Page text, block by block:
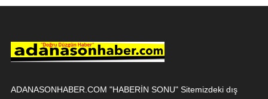
ADANASONHABER.COM "HABERİN SONU" Sitemizdeki dış